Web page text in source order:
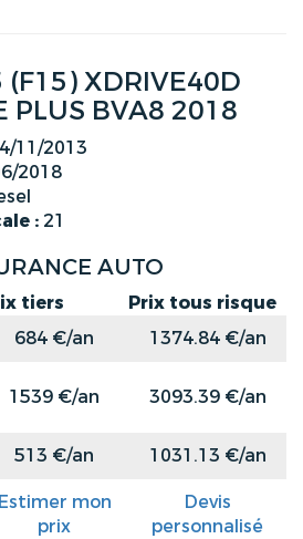
(F15) XDRIVE40D
PLUS BVA8 2018
11/2013
2018
: 21
AUTO
tiers
Prix tous risque
684 €/an
1374.84 €/an
1539 €/an 3093.39 €/an
513 €/an 1031.13 €/an
Estimer mon
prix
Devis
personnalisé